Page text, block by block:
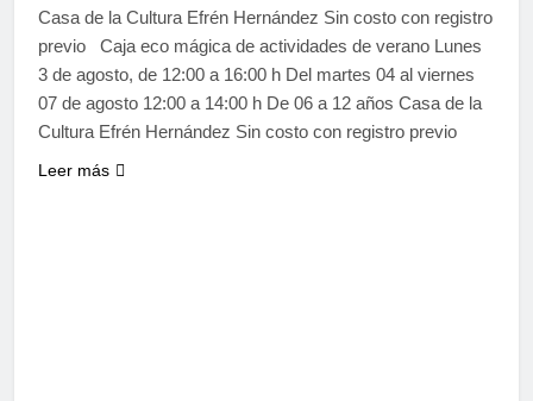
Casa de la Cultura Efrén Hernández Sin costo con registro
previo Caja eco mágica de actividades de verano Lunes
3 de agosto, de 12:00 a 16:00 h Del martes 04 al viernes
07 de agosto 12:00 a 14:00 h De 06 a 12 años Casa de la
Cultura Efrén Hernández Sin costo con registro previo
Leer más